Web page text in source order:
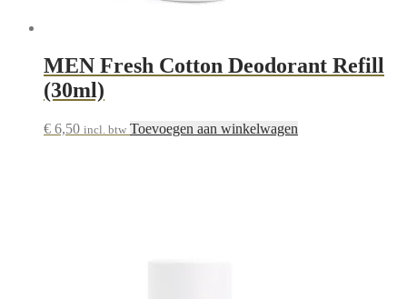
MEN Fresh Cotton Deodorant Refill
(30ml)
€ 6,50 incl. btw Toevoegen aan winkelwagen